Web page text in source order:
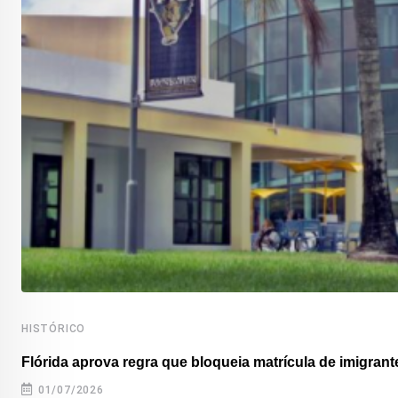
HISTÓRICO
Flórida aprova regra que bloqueia matrícula de
01/07/2026